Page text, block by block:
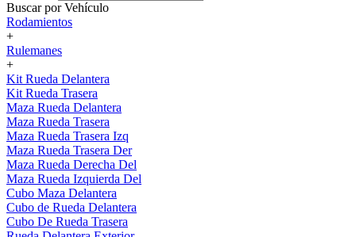
Buscar por Vehículo
Rodamientos
+
Rulemanes
+
Kit Rueda Delantera
Kit Rueda Trasera
Maza Rueda Delantera
Maza Rueda Trasera
Maza Rueda Trasera Izq
Maza Rueda Trasera Der
Maza Rueda Derecha Del
Maza Rueda Izquierda Del
Cubo Maza Delantera
Cubo de Rueda Delantera
Cubo De Rueda Trasera